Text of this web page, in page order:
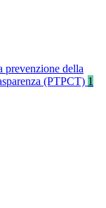
prevenzione della
(PTPCT) 1